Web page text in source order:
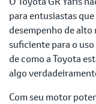
para entusiastas
desempenho de alto
suficiente para o uso
de como a Toyota
algo
Com seu motor